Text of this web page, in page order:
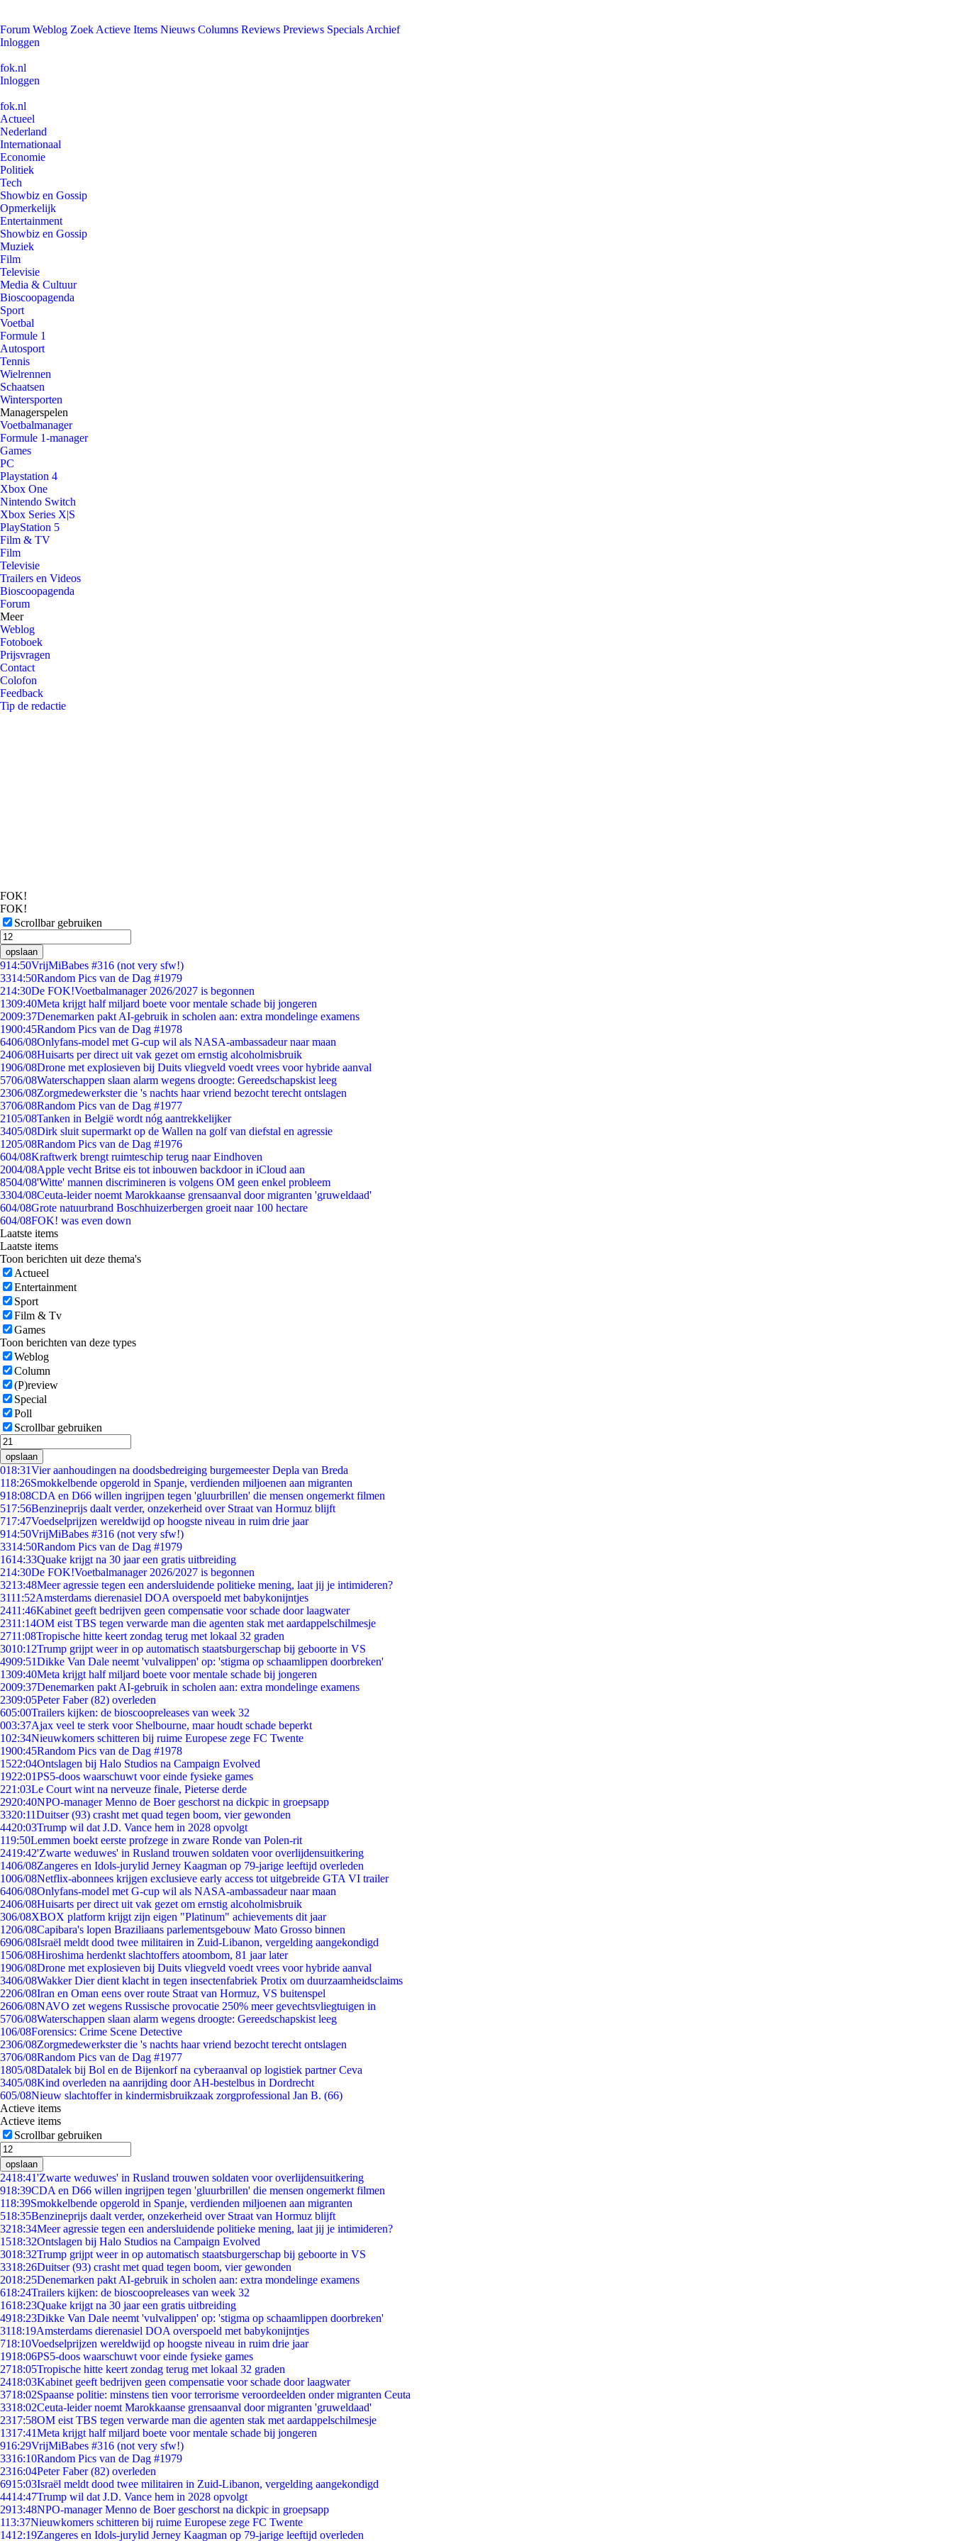
Forum Weblog Zoek Actieve Items Nieuws Columns Reviews Previews Specials Archief
Inloggen
fok.nl
Inloggen
fok.nl
Actueel
Nederland
Internationaal
Economie
Politiek
Tech
Showbiz en Gossip
Opmerkelijk
Entertainment
Showbiz en Gossip
Muziek
Film
Televisie
Media & Cultuur
Bioscoopagenda
Sport
Voetbal
Formule 1
Autosport
Tennis
Wielrennen
Schaatsen
Wintersporten
Managerspelen
Voetbalmanager
Formule 1-manager
Games
PC
Playstation 4
Xbox One
Nintendo Switch
Xbox Series X|S
PlayStation 5
Film & TV
Film
Televisie
Trailers en Videos
Bioscoopagenda
Forum
Meer
Weblog
Fotoboek
Prijsvragen
Contact
Colofon
Feedback
Tip de redactie
FOK!
FOK!
Scrollbar gebruiken
opslaan
914:50VrijMiBabes #316 (not very sfw!)
3314:50Random Pics van de Dag #1979
214:30De FOK!Voetbalmanager 2026/2027 is begonnen
1309:40Meta krijgt half miljard boete voor mentale schade bij jongeren
2009:37Denemarken pakt AI-gebruik in scholen aan: extra mondelinge examens
1900:45Random Pics van de Dag #1978
6406/08Onlyfans-model met G-cup wil als NASA-ambassadeur naar maan
2406/08Huisarts per direct uit vak gezet om ernstig alcoholmisbruik
1906/08Drone met explosieven bij Duits vliegveld voedt vrees voor hybride aanval
5706/08Waterschappen slaan alarm wegens droogte: Gereedschapskist leeg
2306/08Zorgmedewerkster die 's nachts haar vriend bezocht terecht ontslagen
3706/08Random Pics van de Dag #1977
2105/08Tanken in België wordt nóg aantrekkelijker
3405/08Dirk sluit supermarkt op de Wallen na golf van diefstal en agressie
1205/08Random Pics van de Dag #1976
604/08Kraftwerk brengt ruimteschip terug naar Eindhoven
2004/08Apple vecht Britse eis tot inbouwen backdoor in iCloud aan
8504/08'Witte' mannen discrimineren is volgens OM geen enkel probleem
3304/08Ceuta-leider noemt Marokkaanse grensaanval door migranten 'gruweldaad'
604/08Grote natuurbrand Boschhuizerbergen groeit naar 100 hectare
604/08FOK! was even down
Laatste items
Laatste items
Toon berichten uit deze thema's
Actueel
Entertainment
Sport
Film & Tv
Games
Toon berichten van deze types
Weblog
Column
(P)review
Special
Poll
Scrollbar gebruiken
opslaan
018:31Vier aanhoudingen na doodsbedreiging burgemeester Depla van Breda
118:26Smokkelbende opgerold in Spanje, verdienden miljoenen aan migranten
918:08CDA en D66 willen ingrijpen tegen 'gluurbrillen' die mensen ongemerkt filmen
517:56Benzineprijs daalt verder, onzekerheid over Straat van Hormuz blijft
717:47Voedselprijzen wereldwijd op hoogste niveau in ruim drie jaar
914:50VrijMiBabes #316 (not very sfw!)
3314:50Random Pics van de Dag #1979
1614:33Quake krijgt na 30 jaar een gratis uitbreiding
214:30De FOK!Voetbalmanager 2026/2027 is begonnen
3213:48Meer agressie tegen een andersluidende politieke mening, laat jij je intimideren?
3111:52Amsterdams dierenasiel DOA overspoeld met babykonijntjes
2411:46Kabinet geeft bedrijven geen compensatie voor schade door laagwater
2311:14OM eist TBS tegen verwarde man die agenten stak met aardappelschilmesje
2711:08Tropische hitte keert zondag terug met lokaal 32 graden
3010:12Trump grijpt weer in op automatisch staatsburgerschap bij geboorte in VS
4909:51Dikke Van Dale neemt 'vulvalippen' op: 'stigma op schaamlippen doorbreken'
1309:40Meta krijgt half miljard boete voor mentale schade bij jongeren
2009:37Denemarken pakt AI-gebruik in scholen aan: extra mondelinge examens
2309:05Peter Faber (82) overleden
605:00Trailers kijken: de bioscoopreleases van week 32
003:37Ajax veel te sterk voor Shelbourne, maar houdt schade beperkt
102:34Nieuwkomers schitteren bij ruime Europese zege FC Twente
1900:45Random Pics van de Dag #1978
1522:04Ontslagen bij Halo Studios na Campaign Evolved
1922:01PS5-doos waarschuwt voor einde fysieke games
221:03Le Court wint na nerveuze finale, Pieterse derde
2920:40NPO-manager Menno de Boer geschorst na dickpic in groepsapp
3320:11Duitser (93) crasht met quad tegen boom, vier gewonden
4420:03Trump wil dat J.D. Vance hem in 2028 opvolgt
119:50Lemmen boekt eerste profzege in zware Ronde van Polen-rit
2419:42'Zwarte weduwes' in Rusland trouwen soldaten voor overlijdensuitkering
1406/08Zangeres en Idols-jurylid Jerney Kaagman op 79-jarige leeftijd overleden
1006/08Netflix-abonnees krijgen exclusieve early access tot uitgebreide GTA VI trailer
6406/08Onlyfans-model met G-cup wil als NASA-ambassadeur naar maan
2406/08Huisarts per direct uit vak gezet om ernstig alcoholmisbruik
306/08XBOX platform krijgt zijn eigen "Platinum" achievements dit jaar
1206/08Capibara's lopen Braziliaans parlementsgebouw Mato Grosso binnen
6906/08Israël meldt dood twee militairen in Zuid-Libanon, vergelding aangekondigd
1506/08Hiroshima herdenkt slachtoffers atoombom, 81 jaar later
1906/08Drone met explosieven bij Duits vliegveld voedt vrees voor hybride aanval
3406/08Wakker Dier dient klacht in tegen insectenfabriek Protix om duurzaamheidsclaims
2206/08Iran en Oman eens over route Straat van Hormuz, VS buitenspel
2606/08NAVO zet wegens Russische provocatie 250% meer gevechtsvliegtuigen in
5706/08Waterschappen slaan alarm wegens droogte: Gereedschapskist leeg
106/08Forensics: Crime Scene Detective
2306/08Zorgmedewerkster die 's nachts haar vriend bezocht terecht ontslagen
3706/08Random Pics van de Dag #1977
1805/08Datalek bij Bol en de Bijenkorf na cyberaanval op logistiek partner Ceva
3405/08Kind overleden na aanrijding door AH-bestelbus in Dordrecht
605/08Nieuw slachtoffer in kindermisbruikzaak zorgprofessional Jan B. (66)
Actieve items
Actieve items
Scrollbar gebruiken
opslaan
2418:41'Zwarte weduwes' in Rusland trouwen soldaten voor overlijdensuitkering
918:39CDA en D66 willen ingrijpen tegen 'gluurbrillen' die mensen ongemerkt filmen
118:39Smokkelbende opgerold in Spanje, verdienden miljoenen aan migranten
518:35Benzineprijs daalt verder, onzekerheid over Straat van Hormuz blijft
3218:34Meer agressie tegen een andersluidende politieke mening, laat jij je intimideren?
1518:32Ontslagen bij Halo Studios na Campaign Evolved
3018:32Trump grijpt weer in op automatisch staatsburgerschap bij geboorte in VS
3318:26Duitser (93) crasht met quad tegen boom, vier gewonden
2018:25Denemarken pakt AI-gebruik in scholen aan: extra mondelinge examens
618:24Trailers kijken: de bioscoopreleases van week 32
1618:23Quake krijgt na 30 jaar een gratis uitbreiding
4918:23Dikke Van Dale neemt 'vulvalippen' op: 'stigma op schaamlippen doorbreken'
3118:19Amsterdams dierenasiel DOA overspoeld met babykonijntjes
718:10Voedselprijzen wereldwijd op hoogste niveau in ruim drie jaar
1918:06PS5-doos waarschuwt voor einde fysieke games
2718:05Tropische hitte keert zondag terug met lokaal 32 graden
2418:03Kabinet geeft bedrijven geen compensatie voor schade door laagwater
3718:02Spaanse politie: minstens tien voor terrorisme veroordeelden onder migranten Ceuta
3318:02Ceuta-leider noemt Marokkaanse grensaanval door migranten 'gruweldaad'
2317:58OM eist TBS tegen verwarde man die agenten stak met aardappelschilmesje
1317:41Meta krijgt half miljard boete voor mentale schade bij jongeren
916:29VrijMiBabes #316 (not very sfw!)
3316:10Random Pics van de Dag #1979
2316:04Peter Faber (82) overleden
6915:03Israël meldt dood twee militairen in Zuid-Libanon, vergelding aangekondigd
4414:47Trump wil dat J.D. Vance hem in 2028 opvolgt
2913:48NPO-manager Menno de Boer geschorst na dickpic in groepsapp
113:37Nieuwkomers schitteren bij ruime Europese zege FC Twente
1412:19Zangeres en Idols-jurylid Jerney Kaagman op 79-jarige leeftijd overleden